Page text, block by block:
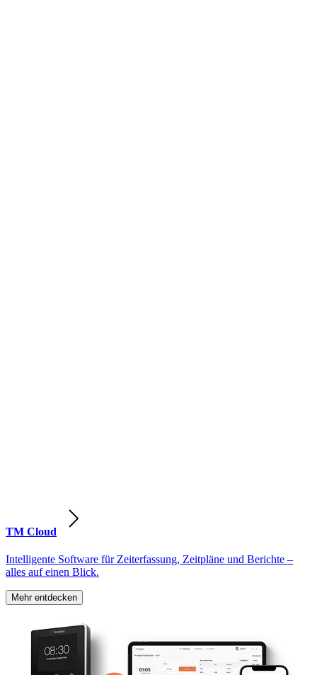
TM Cloud
Intelligente Software für Zeiterfassung, Zeitpläne und Berichte –
alles auf einen Blick.
Mehr entdecken